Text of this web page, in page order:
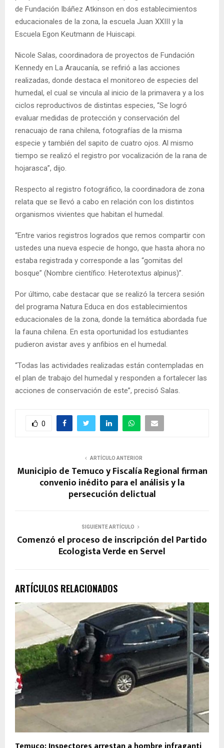
de Fundación Ibáñez Atkinson en dos establecimientos
educacionales de la zona, la escuela Juan XXIII y la
Escuela Egon Keutmann de Huiscapi.
Nicole Salas, coordinadora de proyectos de Fundación
Kennedy en La Araucanía, se refirió a las acciones
realizadas, donde destaca el monitoreo de especies del
humedal, el cual se vincula al inicio de la primavera y a los
ciclos reproductivos de distintas especies, “Se logró
evaluar medidas de protección y conservación del
renacuajo de rana chilena, fotografías de la misma
especie y también del sapito de cuatro ojos. Al mismo
tiempo se realizó el registro por vocalización de la rana de
hojarasca”, dijo.
Respecto al registro fotográfico, la coordinadora de zona
relata que se llevó a cabo en relación con los distintos
organismos vivientes que habitan el humedal.
“Entre varios registros logrados que remos compartir con
ustedes una nueva especie de hongo, que hasta ahora no
estaba registrada y corresponde a las “gomitas del
bosque” (Nombre científico: Heterotextus alpinus)”.
Por último, cabe destacar que se realizó la tercera sesión
del programa Natura Educa en dos establecimientos
educacionales de la zona, donde la temática abordada fue
la fauna chilena. En esta oportunidad los estudiantes
pudieron avistar aves y anfibios en el humedal.
“Todas las actividades realizadas están contempladas en
el plan de trabajo del humedal y responden a fortalecer las
acciones de conservación de este”, precisó Salas.
0
ARTÍCULO ANTERIOR
Municipio de Temuco y Fiscalía Regional firman
convenio inédito para el análisis y la
persecución delictual
SIGUIENTE ARTÍCULO
Comenzó el proceso de inscripción del Partido
Ecologista Verde en Servel
ARTÍCULOS RELACIONADOS